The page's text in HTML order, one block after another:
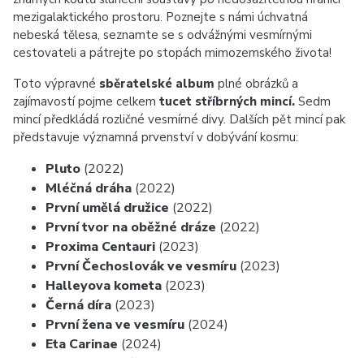
mezigalaktického prostoru. Poznejte s námi úchvatná
nebeská tělesa, seznamte se s odvážnými vesmírnými
cestovateli a pátrejte po stopách mimozemského života!
Toto výpravné sběratelské album plné obrázků a
zajímavostí pojme celkem tucet stříbrných mincí. Sedm
mincí předkládá rozličné vesmírné divy. Dalších pět mincí pak
představuje významná prvenství v dobývání kosmu:
Pluto (2022)
Mléčná dráha (2022)
První umělá družice (2022)
První tvor na oběžné dráze (2022)
Proxima Centauri (2023)
První Čechoslovák ve vesmíru (2023)
Halleyova kometa (2023)
Černá díra (2023)
První žena ve vesmíru (2024)
Eta Carinae (2024)